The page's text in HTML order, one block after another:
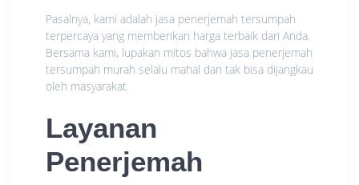
Pasalnya, kami adalah jasa penerjemah tersumpah
terpercaya yang memberikan harga terbaik dari Anda.
Bersama kami, lupakan mitos bahwa jasa penerjemah
tersumpah murah selalu mahal dan tak bisa dijangkau
oleh masyarakat.
Layanan
Penerjemah